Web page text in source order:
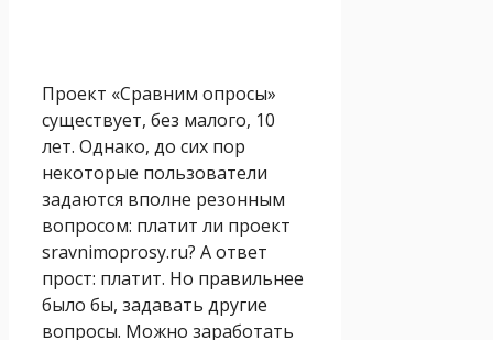
Проект «Сравним опросы»
существует, без малого, 10
лет. Однако, до сих пор
некоторые пользователи
задаются вполне резонным
вопросом: платит ли проект
sravnimoprosy.ru? А ответ
прост: платит. Но правильнее
было бы, задавать другие
вопросы. Можно заработать